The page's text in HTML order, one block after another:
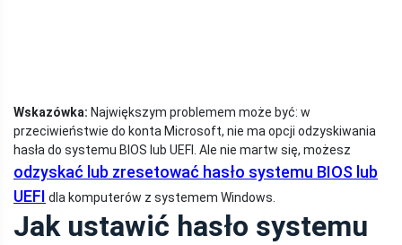
Wskazówka: Największym problemem może być: w
przeciwieństwie do konta Microsoft, nie ma opcji odzyskiwania
hasła do systemu BIOS lub UEFI. Ale nie martw się, możesz
odzyskać lub zresetować hasło systemu BIOS lub
UEFI dla komputerów z systemem Windows.
Jak ustawić hasło systemu